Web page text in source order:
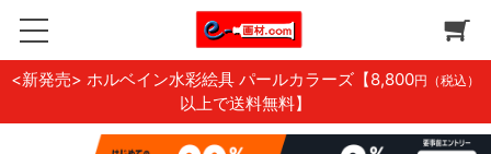
<新発売> ホルベイン水彩絵具 パールカラーズ 【8,800円（税込）
以上で送料無料】